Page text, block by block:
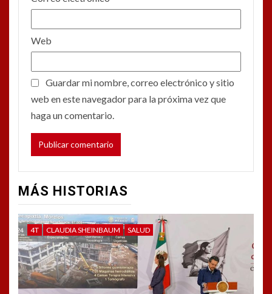
Web
Guardar mi nombre, correo electrónico y sitio
web en este navegador para la próxima vez que
haga un comentario.
MÁS HISTORIAS
4T CLAUDIA SHEINBAUM SALUD